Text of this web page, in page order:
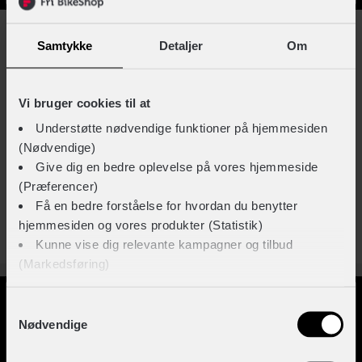
Samtykke Detaljer Om
Vi bruger cookies til at
Understøtte nødvendige funktioner på hjemmesiden
(Nødvendige)
Give dig en bedre oplevelse på vores hjemmeside
(Præferencer)
Få en bedre forståelse for hvordan du benytter
hjemmesiden og vores produkter (Statistik)
Kunne vise dig relevante kampagner og tilbud
(Markedsføring)
cookies til alle disse formål. Du kan også bruge
Nødvendige
Fjerner olie, fedt, snavs nemt: ★★★★☆
Brugsvejledning til aktivering af formlen i flasken:
★★★★☆
Se den her